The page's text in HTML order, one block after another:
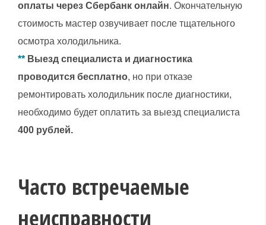
оплаты через Сбербанк онлайн. Окончательную
стоимость мастер озвучивает после тщательного
осмотра холодильника.
** Выезд специалиста и диагностика
проводится бесплатно, но при отказе
ремонтировать холодильник после диагностики,
необходимо будет оплатить за выезд специалиста
400 рублей.
Часто встречаемые
неисправности